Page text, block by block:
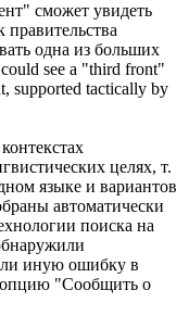
сможет увидеть
правительства
одна из больших
see a "third front"
supported tactically by
целях, т.
языке и вариантов
автоматически
поиска на
иную ошибку в
опцию "Сообщить о